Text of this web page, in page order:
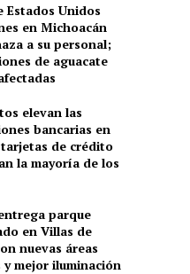
Estados Unidos
en Michoacán
a su personal;
de aguacate
elevan las
bancarias en
de crédito
la mayoría de los
parque
en Villas de
nuevas áreas
mejor iluminación